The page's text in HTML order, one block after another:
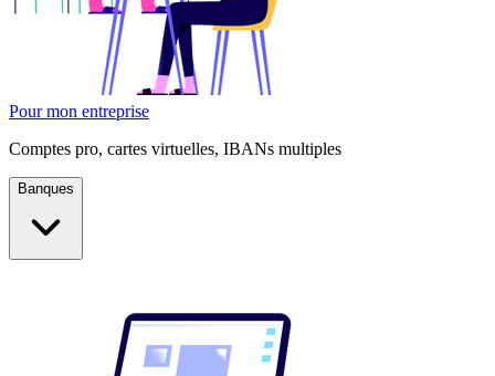
Pour mon entreprise
Comptes pro, cartes virtuelles, IBANs multiples
Banques